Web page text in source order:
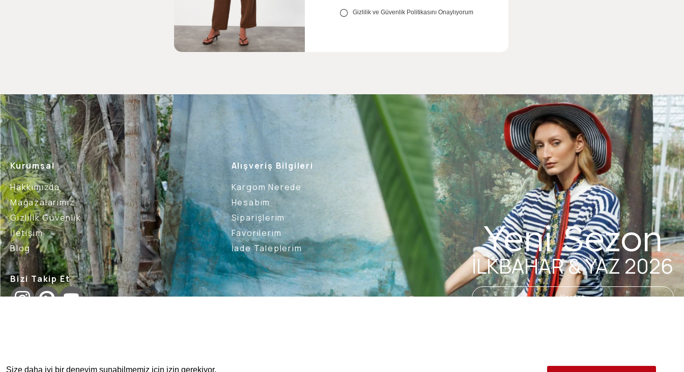
Kurumsal
Hakkımızda
Mağazalarımız
Gizlilik Güvenlik
İletişim
Blog
Alışveriş Bilgileri
Kargom Nerede
Hesabım
Siparişlerim
Favorilerim
İade Taleplerim
Bizi Takip Et
Yeni Sezon
İLKBAHAR & YAZ 2026
Keşfet
Size daha iyi bir deneyim sunabilmemiz için izin gerekiyor.